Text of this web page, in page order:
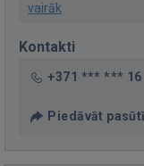
vairāk
Kontakti
+371 *** *** 16
Piedāvāt